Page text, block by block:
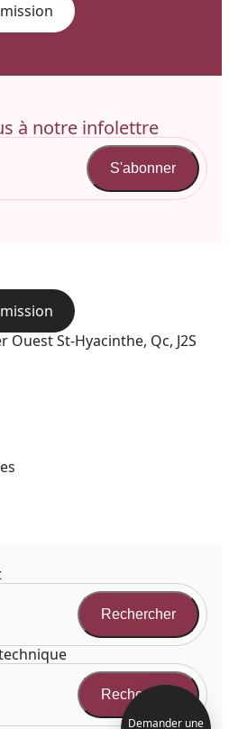
Demander une
à notre infolettre
S'abonner
Ouest St-Hyacinthe, Qc, J2S
Rechercher
Rechercher